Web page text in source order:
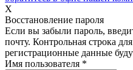
X
Восстановление пароля
Если вы забыли пароль,
почту. Контрольная строка
регистрационные данные
Имя пользователя *